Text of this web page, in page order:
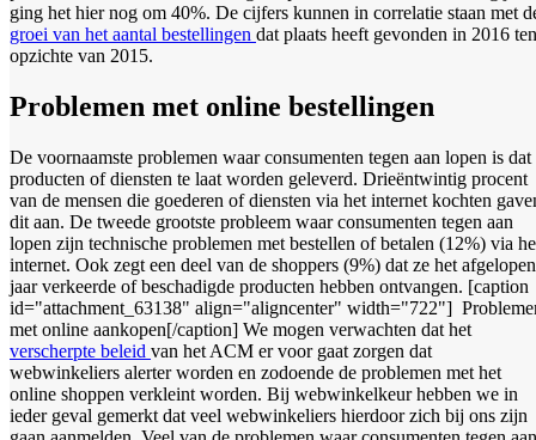
ging het hier nog om 40%. De cijfers kunnen in correlatie staan met
groei van het aantal bestellingen dat plaats heeft gevonden in 2016 ten
opzichte van 2015.
Problemen met online bestellingen
De voornaamste problemen waar consumenten tegen aan lopen is dat
producten of diensten te laat worden geleverd. Drieëntwintig procent
van de mensen die goederen of diensten via het internet kochten
dit aan. De tweede grootste probleem waar consumenten tegen aan
lopen zijn technische problemen met bestellen of betalen (12%) via
internet. Ook zegt een deel van de shoppers (9%) dat ze het afgelopen
jaar verkeerde of beschadigde producten hebben ontvangen. [caption
id="attachment_63138" align="aligncenter" width="722"]
met online aankopen[/caption] We mogen verwachten dat het
verscherpte beleid van het ACM er voor gaat zorgen dat
webwinkeliers alerter worden en zodoende de problemen met het
online shoppen verkleint worden. Bij webwinkelkeur hebben we in
ieder geval gemerkt dat veel webwinkeliers hierdoor zich bij ons zijn